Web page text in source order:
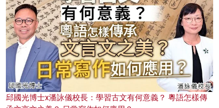
邱國光博士x潘詠儀校長：學習古文有何意義？ 粵語怎樣傳